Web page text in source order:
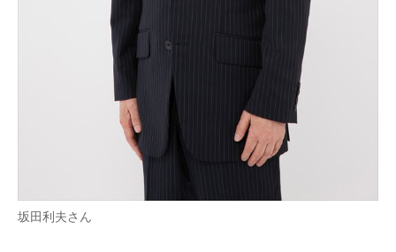
企業向けIT製品の総合サイト
IT製品の技術・比較・事例
製造業のIT導入・活用を支援
モノづくり技術者専門サイト
エレクトロニクス専門サイト
電子設計の基本と応用
坂田利夫さん